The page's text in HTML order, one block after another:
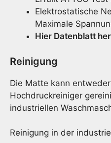
Elektrostatische
Maximale
Hier Datenblatt
Reinigung
Die Matte kann
Hochdruckreiniger
industriellen
Reinigung in der